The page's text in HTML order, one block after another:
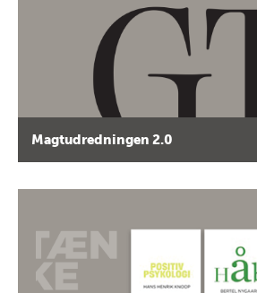
Magtudredningen 2.0